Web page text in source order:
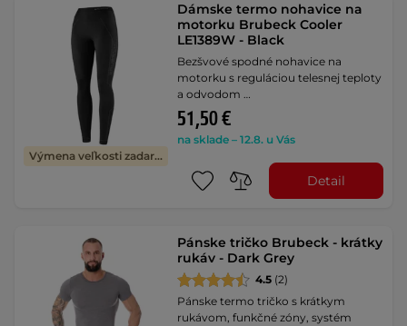
Výmena veľkosti zadarmo
Dámske termo nohavice na
motorku Brubeck Cooler
LE1389W - Black
Bezšvové spodné nohavice na
motorku s reguláciou telesnej teploty
a odvodom …
51,50 €
na sklade – 12.8. u Vás
Detail
Pánske tričko Brubeck - krátky
rukáv - Dark Grey
4.5 (2)
Pánske termo tričko s krátkym
rukávom, funkčné zóny, systém